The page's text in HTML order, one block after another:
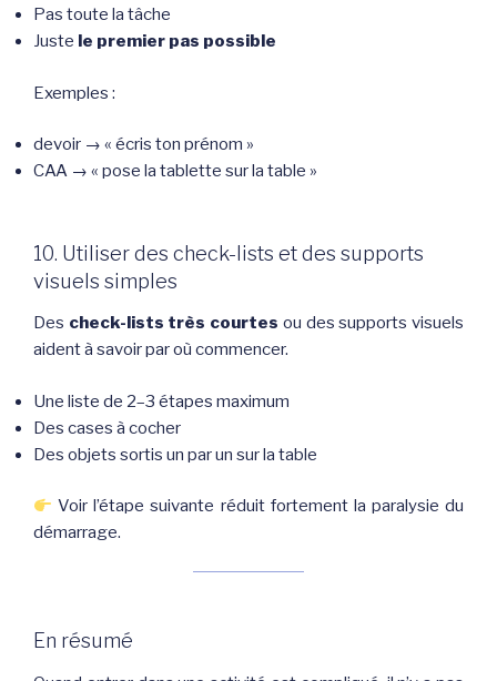
Pas toute la tâche
Juste le premier pas possible
Exemples :
devoir → « écris ton prénom »
CAA → « pose la tablette sur la table »
10. Utiliser des check-lists et des supports
visuels simples
Des check-lists très courtes ou des supports visuels
aident à savoir par où commencer.
Une liste de 2–3 étapes maximum
Des cases à cocher
Des objets sortis un par un sur la table
Voir l’étape suivante réduit fortement la paralysie du
démarrage.
En résumé